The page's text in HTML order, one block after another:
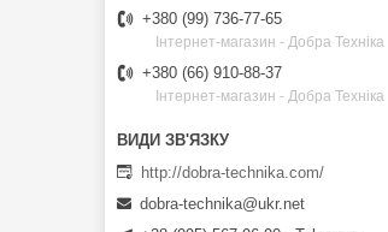
+380 (99) 736-77-65
Інтернет-магазин - Добра Техніка
+380 (66) 910-88-37
Інтернет-магазин - Добра Техніка
http://dobra-technika.com/
dobra-technika@ukr.net